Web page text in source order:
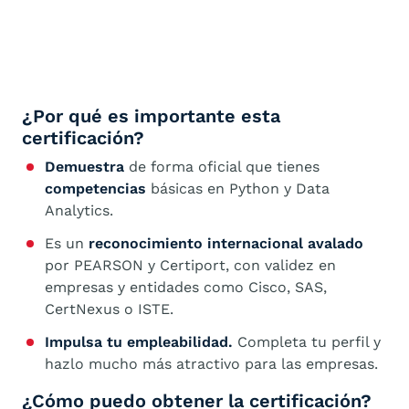
¿Por qué es importante esta
certificación?
Demuestra de forma oficial que tienes
competencias básicas en Python y Data
Analytics.
Es un reconocimiento internacional avalado
por PEARSON y Certiport, con validez en
empresas y entidades como Cisco, SAS,
CertNexus o ISTE.
Impulsa tu empleabilidad. Completa tu perfil y
hazlo mucho más atractivo para las empresas.
¿Cómo puedo obtener la certificación?